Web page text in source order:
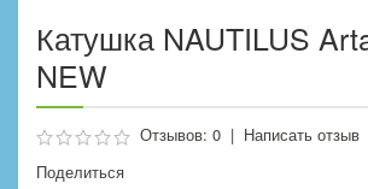
Катушка NAUTILUS
NEW
Отзывов: 0 | Написать отзыв
Поделиться